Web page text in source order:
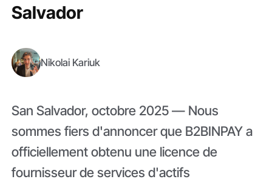
Salvador
Nikolai Kariuk
San Salvador, octobre 2025 — Nous
sommes fiers d'annoncer que B2BINPAY a
officiellement obtenu une licence de
fournisseur de services d'actifs